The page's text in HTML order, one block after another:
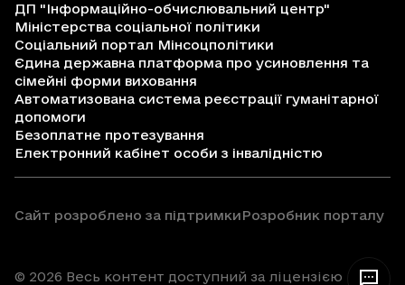
ДП "Інформаційно-обчислювальний центр"
Міністерства соціальної політики
Соціальний портал Мінсоцполітики
Єдина державна платформа про усиновлення та
сімейні форми виховання
Автоматизована система реєстрації гуманітарної
допомоги
Безоплатне протезування
Електронний кабінет особи з інвалідністю
Сайт розроблено за підтримкиРозробник порталу
© 2026 Весь контент доступний за ліцензією